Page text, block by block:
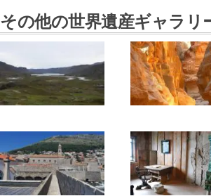
その他の世界遺産ギャラリ